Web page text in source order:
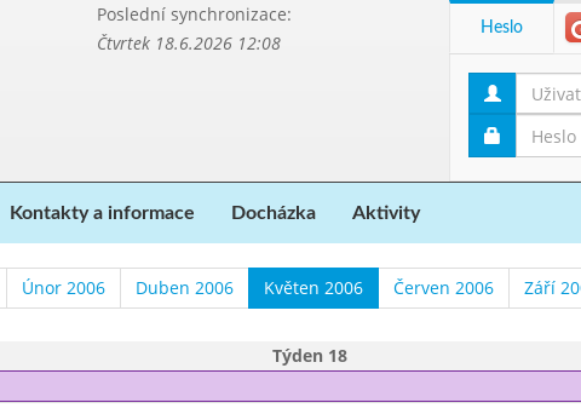
Poslední synchronizace:
Čtvrtek 18.6.2026 12:08
Heslo
Kontakty a informace Docházka Aktivity
Únor 2006 Duben 2006 Květen 2006 Červen 2006 Září
Týden 18